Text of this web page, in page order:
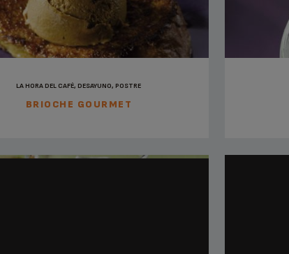
LA HORA DEL CAFÉ, DESAYUNO, POSTRE
BRIOCHE GOURMET